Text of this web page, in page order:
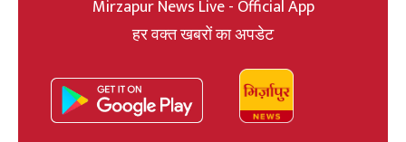
Mirzapur News Live - Official App
हर वक्त खबरों का अपडेट